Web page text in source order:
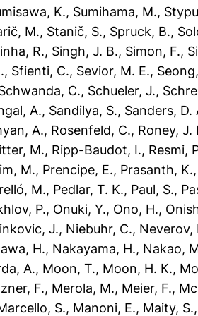
K., Sumihama, M.,
M., Stanič, S., Spruck, B.,
R., Singh, J. B., Simon, F.,
, Sfienti, C., Sevior, M. E.,
C., Schueler, J.,
A., Sandilya, S., Sanders, D.
A., Rosenfeld, C., Roney, J.
M., Ripp-Baudot, I., Resmi,
M., Prencipe, E., Prasanth, K.
M., Pedlar, T. K., Paul, S.,
P., Onuki, Y., Ono, H.,
J., Niebuhr, C., Neverov,
H., Nakayama, H., Nakao,
A., Moon, T., Moon, H. K.,
F., Merola, M., Meier, F.,
S., Manoni, E., Maity, S.